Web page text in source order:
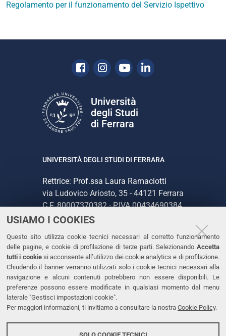
USIAMO I COOKIES
Questo sito utilizza cookie tecnici necessari al corretto funzionamento
delle pagine, e cookie di profilazione di terze parti. Selezionando Accetta
tutti i cookiesi acconsente all’utilizzo dei cookie analytics e di profilazione.
Chiudendo il banner verranno utilizzati solo i cookie tecnici necessari alla
navigazione e alcuni contenuti potrebbero non essere disponibili. Le
preferenze possono essere modificate in qualsiasi momento dal menu
laterale "Gestisci impostazioni cookie".
Per maggiori informazioni, ti invitiamo a consultare la nostra Cookie Policy.
Regolamento per il funzionamento del Servizio Ispettivo
Facebook
Instagram
YoutubeLinkedin
Università
degli Studi
di Ferrara
UNIVERSITÀ DEGLI STUDI DI FERRARA
Rettrice: Prof.ssa Laura Ramaciotti
via Ludovico Ariosto, 35 - 44121 Ferrara
C.F. 80007370382 - P.IVA 00434690384
CONTATTI
Tel. +39 0532 293111
Fax. +39 0532 293031
PEC
LINKS
Accessibilità